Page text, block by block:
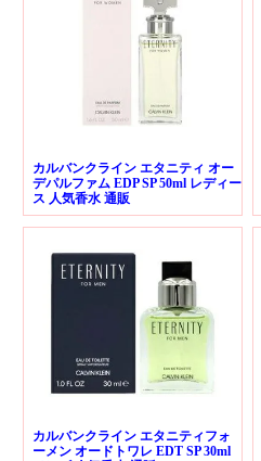
カルバンクライン エタニティ オー
デパルファム EDP SP 50ml レディー
ス 人気香水 通販
カルバンクライン エタニティフォ
ーメン オードトワレ EDT SP 30ml